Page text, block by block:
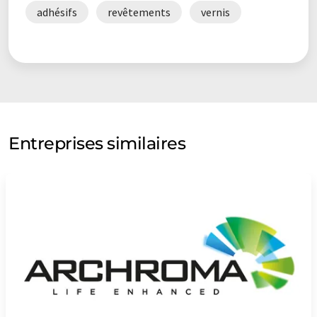
adhésifs revêtements vernis
Entreprises similaires